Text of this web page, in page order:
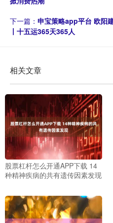
下一篇： 申宝策略app平台 欧阳
丨十五运365天365人
相关文章
股票杠杆怎么开通APP下载 14
种精神疾病的共有遗传因素发现